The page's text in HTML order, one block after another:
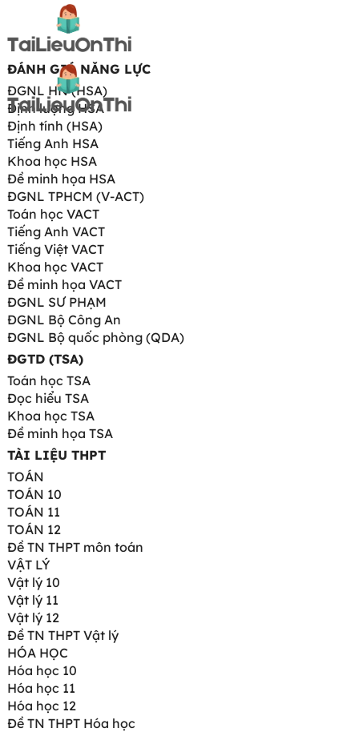
ĐÁNH GIÁ NĂNG LỰC
ĐGNL HN (HSA)
Định lượng HSA
Định tính (HSA)
Tiếng Anh HSA
Khoa học HSA
Đề minh họa HSA
ĐGNL TPHCM (V-ACT)
Toán học VACT
Tiếng Anh VACT
Tiếng Việt VACT
Khoa học VACT
Đề minh họa VACT
ĐGNL SƯ PHẠM
ĐGNL Bộ Công An
ĐGNL Bộ quốc phòng (QDA)
ĐGTD (TSA)
Toán học TSA
Đọc hiểu TSA
Khoa học TSA
Đề minh họa TSA
TÀI LIỆU THPT
TOÁN
TOÁN 10
TOÁN 11
TOÁN 12
Đề TN THPT môn toán
VẬT LÝ
Vật lý 10
Vật lý 11
Vật lý 12
Đề TN THPT Vật lý
HÓA HỌC
Hóa học 10
Hóa học 11
Hóa học 12
Đề TN THPT Hóa học